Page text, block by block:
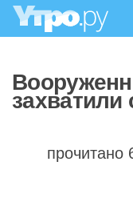
захватили
прочитано